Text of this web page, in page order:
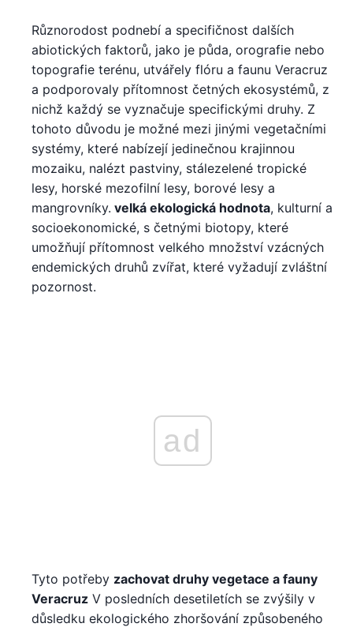
Různorodost podnebí a specifičnost dalších
abiotických faktorů, jako je půda, orografie nebo
topografie terénu, utvářely flóru a faunu Veracruz
a podporovaly přítomnost četných ekosystémů, z
nichž každý se vyznačuje specifickými druhy. Z
tohoto důvodu je možné mezi jinými vegetačními
systémy, které nabízejí jedinečnou krajinnou
mozaiku, nalézt pastviny, stálezelené tropické
lesy, horské mezofilní lesy, borové lesy a
mangrovníky. velká ekologická hodnota, kulturní a
socioekonomické, s četnými biotopy, které
umožňují přítomnost velkého množství vzácných
endemických druhů zvířat, které vyžadují zvláštní
pozornost.
ad
Tyto potřeby zachovat druhy vegetace a fauny
Veracruz V posledních desetiletích se zvýšily v
důsledku ekologického zhoršování způsobeného